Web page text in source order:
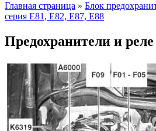
Главная страница » Блок
серия E81, E82, E87, E88
Предохранители и